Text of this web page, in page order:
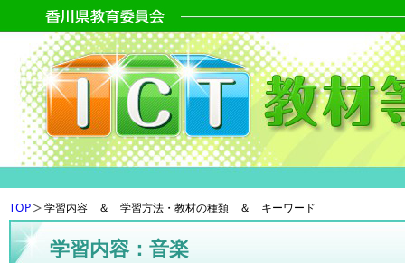
TOP 学習内容 ＆ 学習方法・教材の種類 ＆ キーワード
学習内容：音楽